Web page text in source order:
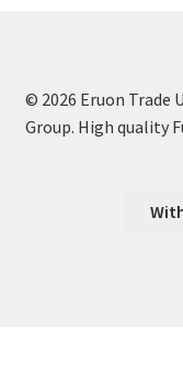
© 2026 Eruon Trade
Group. High quality